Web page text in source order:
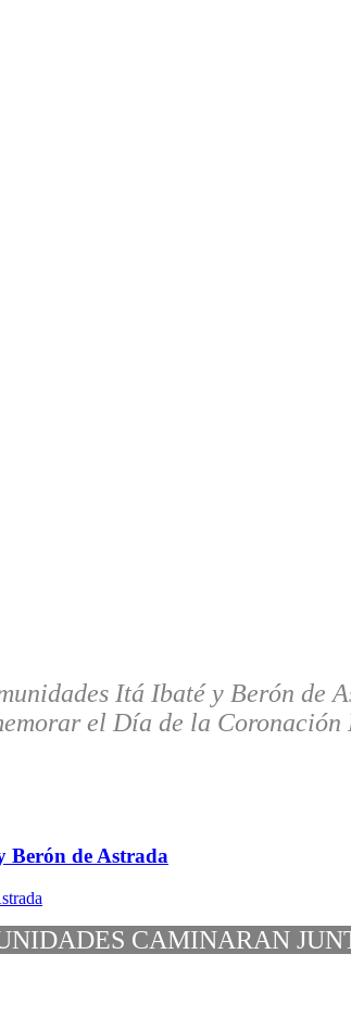
Itá Ibaté y Berón de
el Día de la
Berón de Astrada
CAMINARAN